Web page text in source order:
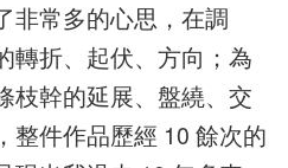
非常多的心思，在調
轉折、起伏、方向；為
枝幹的延展、盤繞、交
整件作品歷經 10 餘次的